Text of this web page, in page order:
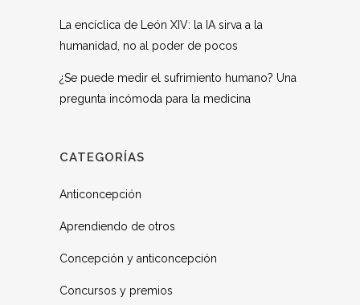
La encíclica de León XIV: la IA sirva a la
humanidad, no al poder de pocos
¿Se puede medir el sufrimiento humano? Una
pregunta incómoda para la medicina
CATEGORÍAS
Anticoncepción
Aprendiendo de otros
Concepción y anticoncepción
Concursos y premios